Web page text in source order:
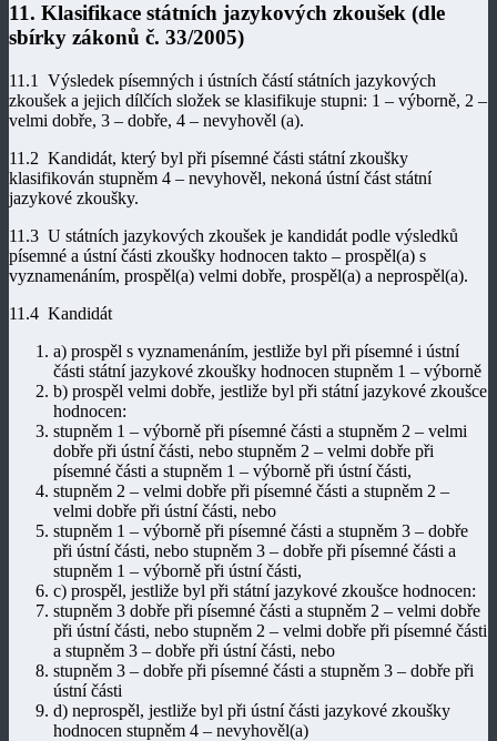
11. Klasifikace státních jazykových zkoušek (dle
sbírky zákonů č. 33/2005)
11.1 Výsledek písemných i ústních částí státních jazykových
zkoušek a jejich dílčích složek se klasifikuje stupni: 1 – výborně, 2 –
velmi dobře, 3 – dobře, 4 – nevyhověl (a).
11.2 Kandidát, který byl při písemné části státní zkoušky
klasifikován stupněm 4 – nevyhověl, nekoná ústní část státní
jazykové zkoušky.
11.3 U státních jazykových zkoušek je kandidát podle výsledků
písemné a ústní části zkoušky hodnocen takto – prospěl(a) s
vyznamenáním, prospěl(a) velmi dobře, prospěl(a) a neprospěl(a).
11.4 Kandidát
a) prospěl s vyznamenáním, jestliže byl při písemné i ústní
části státní jazykové zkoušky hodnocen stupněm 1 – výborně
b) prospěl velmi dobře, jestliže byl při státní jazykové zkoušce
hodnocen:
stupněm 1 – výborně při písemné části a stupněm 2 – velmi
dobře při ústní části, nebo stupněm 2 – velmi dobře při
písemné části a stupněm 1 – výborně při ústní části,
stupněm 2 – velmi dobře při písemné části a stupněm 2 –
velmi dobře při ústní části, nebo
stupněm 1 – výborně při písemné části a stupněm 3 – dobře
při ústní části, nebo stupněm 3 – dobře při písemné části a
stupněm 1 – výborně při ústní části,
c) prospěl, jestliže byl při státní jazykové zkoušce hodnocen:
stupněm 3 dobře při písemné části a stupněm 2 – velmi dobře
při ústní části, nebo stupněm 2 – velmi dobře při písemné části
a stupněm 3 – dobře při ústní části, nebo
stupněm 3 – dobře při písemné části a stupněm 3 – dobře při
ústní části
d) neprospěl, jestliže byl při ústní části jazykové zkoušky
hodnocen stupněm 4 – nevyhověl(a)